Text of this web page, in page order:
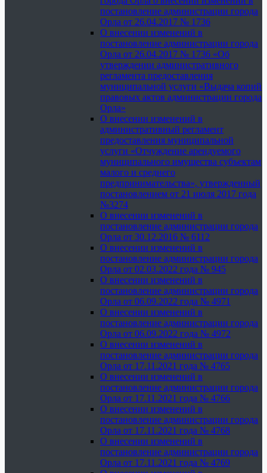
постановление администрации города
Орла от 26.04.2017 № 1736
О внесении изменений в
постановление администрации города
Орла от 26.04.2017 № 1736 «Об
утверждении административного
регламента предоставления
муниципальной услуги «Выдача копий
правовых актов администрации города
Орла»
О внесении изменений в
административный регламент
предоставления муниципальной
услуги «Отчуждение арендуемого
муниципального имущества субъектам
малого и среднего
предпринимательства», утвержденный
постановлением от 21 июля 2017 года
№3274
О внесении изменений в
постановление администрации города
Орла от 30.12.2016 № 6112
О внесении изменений в
постановление администрации города
Орла от 02.03.2022 года № 945
О внесении изменений в
постановление администрации города
Орла от 06.09.2022 года № 4971
О внесении изменений в
постановление администрации города
Орла от 06.09.2022 года № 4972
О внесении изменений в
постановление администрации города
Орла от 17.11.2021 года № 4765
О внесении изменений в
постановление администрации города
Орла от 17.11.2021 года № 4766
О внесении изменений в
постановление администрации города
Орла от 17.11.2021 года № 4768
О внесении изменений в
постановление администрации города
Орла от 17.11.2021 года № 4769